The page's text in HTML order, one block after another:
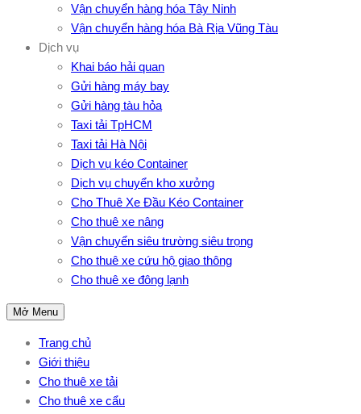
Vận chuyển hàng hóa Tây Ninh
Vận chuyển hàng hóa Bà Rịa Vũng Tàu
Dịch vụ
Khai báo hải quan
Gửi hàng máy bay
Gửi hàng tàu hỏa
Taxi tải TpHCM
Taxi tải Hà Nội
Dịch vụ kéo Container
Dịch vụ chuyển kho xưởng
Cho Thuê Xe Đầu Kéo Container
Cho thuê xe nâng
Vận chuyển siêu trường siêu trọng
Cho thuê xe cứu hộ giao thông
Cho thuê xe đông lạnh
Mở Menu
Trang chủ
Giới thiệu
Cho thuê xe tải
Cho thuê xe cẩu